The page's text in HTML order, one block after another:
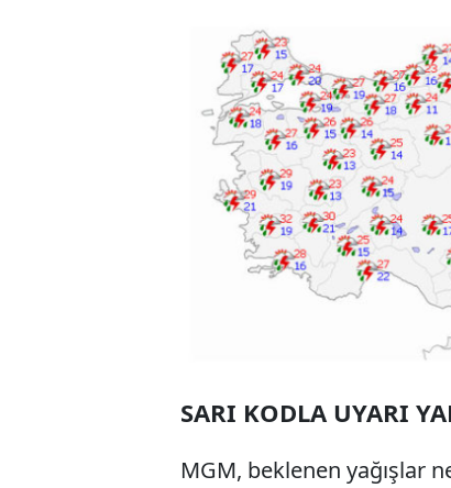
SARI KODLA UYARI
MGM, beklenen yağışlar